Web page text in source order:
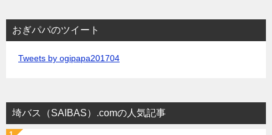
おぎパパのツイート
Tweets by ogipapa201704
埼バス（SAIBAS）.comの人気記事